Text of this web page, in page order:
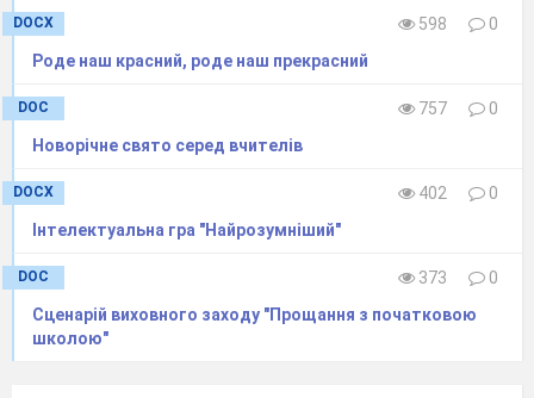
DOCX 598
0
Роде наш красний, роде наш прекрасний
DOC 757
0
Новорічне свято серед вчителів
DOCX 402
0
Інтелектуальна гра "Найрозумніший"
DOC 373
0
Сценарій виховного заходу "Прощання з початковою
школою"